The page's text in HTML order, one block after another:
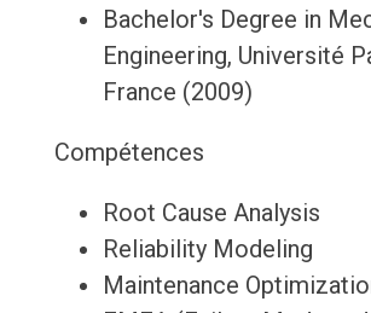
Bachelor's Degree in
Engineering, Université
France (2009)
Compétences
Root Cause Analysis
Reliability Modeling
Maintenance